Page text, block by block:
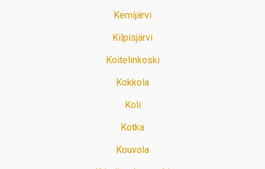
Kemijärvi
Kilpisjärvi
Koitelinkoski
Kokkola
Koli
Kotka
Kouvola